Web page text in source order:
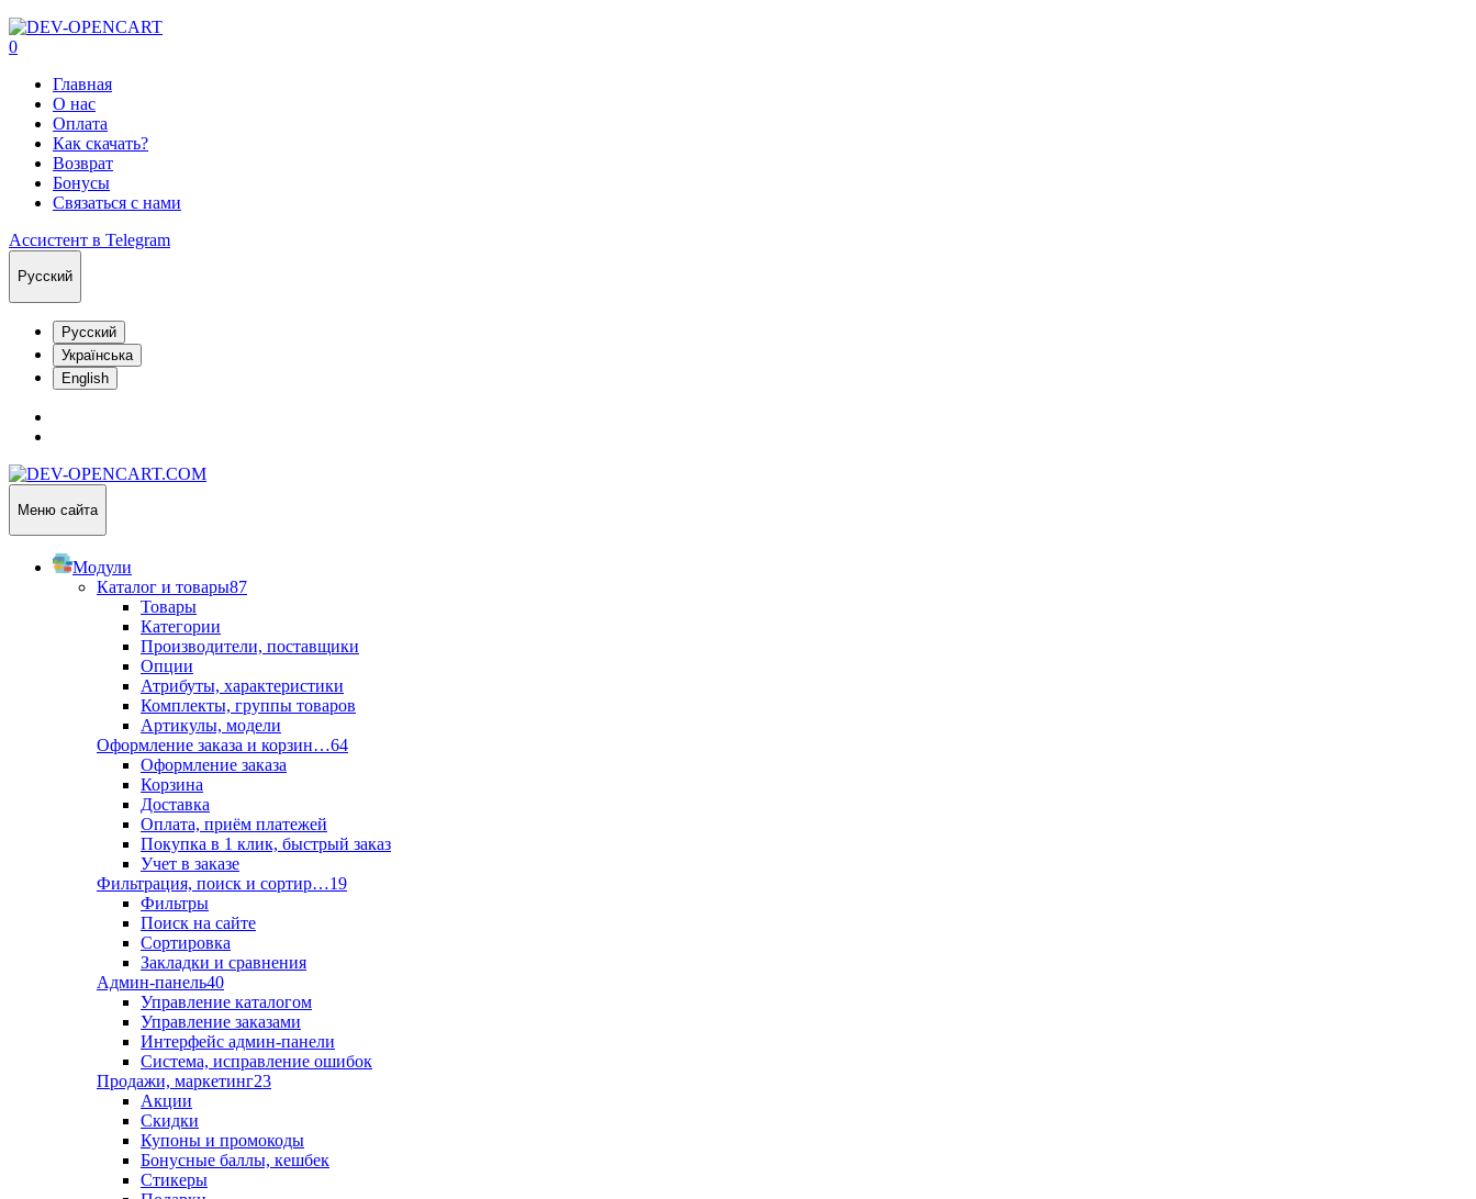
0
Главная
О нас
Оплата
Как скачать?
Возврат
Бонусы
Связаться с нами
Ассистент в Telegram
Русский
Русский
Українська
English
Меню сайта
Модули
Каталог и товары87
Товары
Категории
Производители, поставщики
Опции
Атрибуты, характеристики
Комплекты, группы товаров
Артикулы, модели
Оформление заказа и корзин…64
Оформление заказа
Корзина
Доставка
Оплата, приём платежей
Покупка в 1 клик, быстрый заказ
Учет в заказе
Фильтрация, поиск и сортир…19
Фильтры
Поиск на сайте
Сортировка
Закладки и сравнения
Админ-панель40
Управление каталогом
Управление заказами
Интерфейс админ-панели
Система, исправление ошибок
Продажи, маркетинг23
Акции
Скидки
Купоны и промокоды
Бонусные баллы, кешбек
Стикеры